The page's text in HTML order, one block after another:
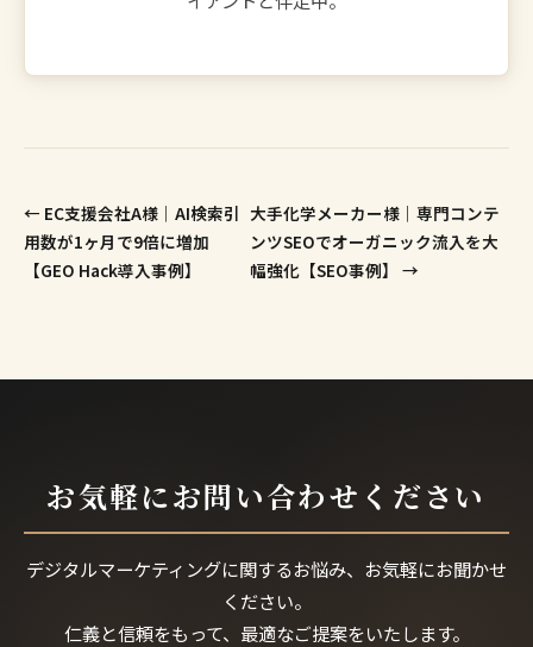
← EC支援会社A様｜AI検索引
用数が1ヶ月で9倍に増加
【GEO Hack導入事例】
大手化学メーカー様｜専門コンテ
ンツSEOでオーガニック流入を大
幅強化【SEO事例】 →
お気軽にお問い合わせください
デジタルマーケティングに関するお悩み、お気軽にお聞かせ
ください。
仁義と信頼をもって、最適なご提案をいたします。